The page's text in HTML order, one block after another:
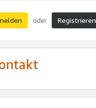
oder Registrieren